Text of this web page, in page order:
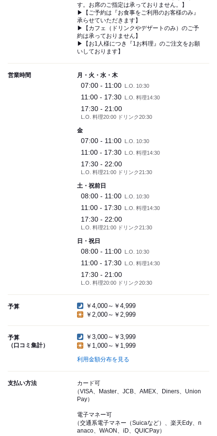
す。お席のご指定は承っておりません。】
▶︎【ご予約は『お食事をご利用のお客様のみ』
承らせていただきます】
▶︎【カフェ（ドリンクやデザートのみ）のご予
約は承っておりません】
▶︎【お1人様につき『1お料理』のご注文をお願
いしております】
営業時間 月・火・水・木
07:00 - 11:00 L.O. 10:30
11:00 - 17:30 L.O. 料理14:30
17:30 - 21:00
L.O. 料理20:00 ドリンク20:30
金
07:00 - 11:00 L.O. 10:30
11:00 - 17:30 L.O. 料理14:30
17:30 - 22:00
L.O. 料理21:00 ドリンク21:30
土・祝前日
08:00 - 11:00 L.O. 10:30
11:00 - 17:30 L.O. 料理14:30
17:30 - 22:00
L.O. 料理21:00 ドリンク21:30
日・祝日
08:00 - 11:00 L.O. 10:30
11:00 - 17:30 L.O. 料理14:30
17:30 - 21:00
L.O. 料理20:00 ドリンク20:30
予算
￥4,000～￥4,999
￥2,000～￥2,999
予算
（口コミ集計）
￥3,000～￥3,999
￥1,000～￥1,999
利用金額分布を見る
支払い方法
カード可
（VISA、Master、JCB、AMEX、Diners、Union
Pay）
電子マネー可
（交通系電子マネー（Suicaなど）、楽天Edy、n
anaco、WAON、iD、QUICPay）